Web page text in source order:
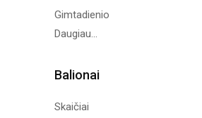
Gimtadienio
Daugiau...
Balionai
Skaičiai